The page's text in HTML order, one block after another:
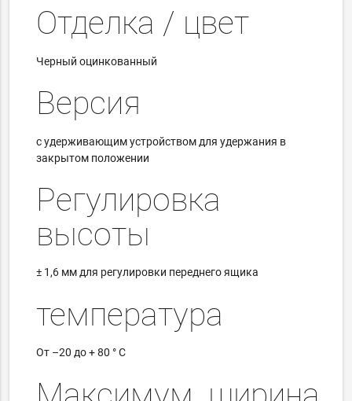
Отделка / цвет
Черный оцинкованный
Версия
с удерживающим устройством для удержания в
закрытом положении
Регулировка
высоты
± 1,6 мм для регулировки переднего ящика
температура
От –20 до + 80 ° C